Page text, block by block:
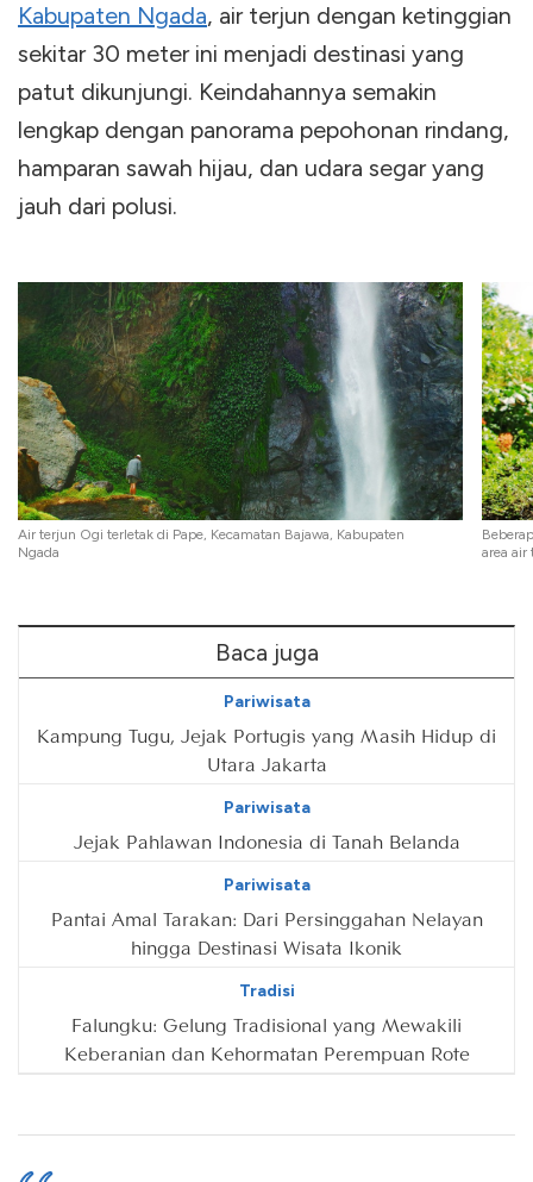
Kabupaten Ngada, air terjun dengan ketinggian
sekitar 30 meter ini menjadi destinasi yang
patut dikunjungi. Keindahannya semakin
lengkap dengan panorama pepohonan rindang,
hamparan sawah hijau, dan udara segar yang
jauh dari polusi.
Air terjun Ogi terletak di Pape, Kecamatan Bajawa, Kabupaten
Ngada
area air
Baca juga
Pariwisata
Kampung Tugu, Jejak Portugis yang Masih Hidup di
Utara Jakarta
Pariwisata
Jejak Pahlawan Indonesia di Tanah Belanda
Pariwisata
Pantai Amal Tarakan: Dari Persinggahan Nelayan
hingga Destinasi Wisata Ikonik
Tradisi
Falungku: Gelung Tradisional yang Mewakili
Keberanian dan Kehormatan Perempuan Rote